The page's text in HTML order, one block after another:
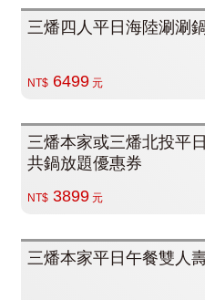
三燔四人平日海陸涮涮
NT$6499元
三燔本家或三燔北投平
共鍋放題優惠券
NT$3899元
三燔本家平日午餐雙人